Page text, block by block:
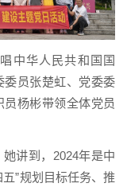
中华人民共和国国
员张楚虹、党委委
杨彬带领全体党员
讲到，2024年是中
”规划目标任务、推